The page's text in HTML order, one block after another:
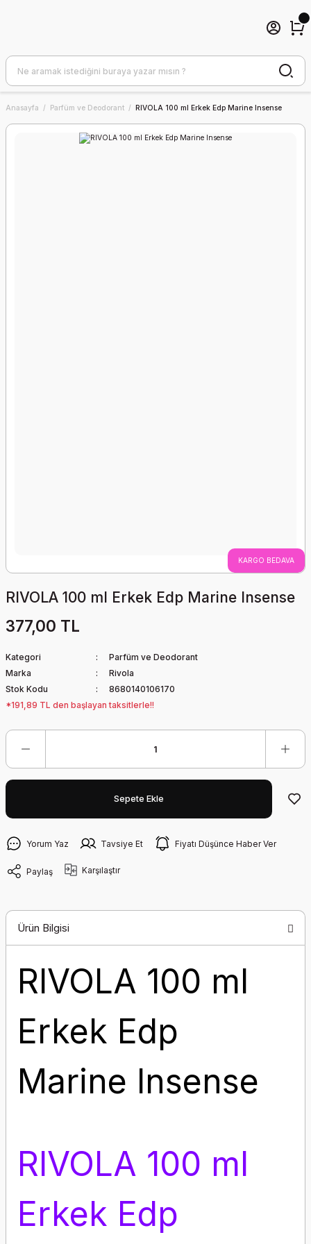
Anasayfa Parfüm ve Deodorant RIVOLA 100 ml Erkek Edp Marine Insense
KARGO BEDAVA
RIVOLA 100 ml Erkek Edp Marine Insense
377,00 TL
Kategori
Parfüm ve Deodorant
Marka
Rivola
Stok Kodu
8680140106170
*191,89 TL den başlayan taksitlerle!!
Sepete Ekle
Yorum Yaz Tavsiye Et Fiyatı Düşünce Haber Ver
Paylaş Karşılaştır
Ürün Bilgisi
RIVOLA 100 ml
Erkek Edp
Marine Insense
RIVOLA 100 ml
Erkek Edp